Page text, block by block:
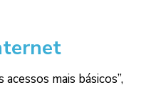
mais básicos”,